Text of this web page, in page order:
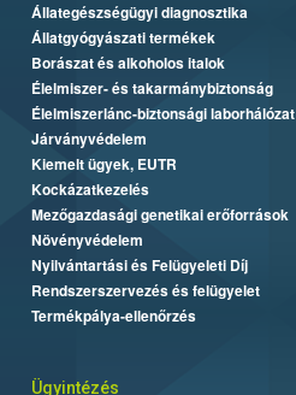
Állategészségügyi diagnosztika
Állatgyógyászati termékek
Borászat és alkoholos italok
Élelmiszer- és takarmánybiztonság
Élelmiszerlánc-biztonsági laborhálózat
Járványvédelem
Kiemelt ügyek, EUTR
Kockázatkezelés
Mezőgazdasági genetikai erőforrások
Növényvédelem
Nyilvántartási és Felügyeleti Díj
Rendszerszervezés és felügyelet
Termékpálya-ellenőrzés
Ügyintézés